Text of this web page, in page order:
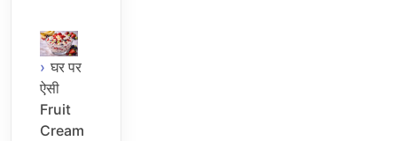
घर पर
ऐसी
Fruit
Cream